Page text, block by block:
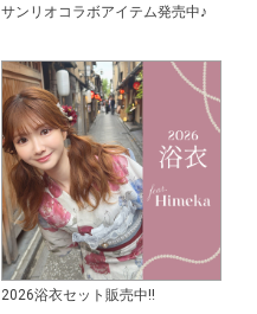
サンリオコラボアイテム発売中♪
2026浴衣セット販売中!!